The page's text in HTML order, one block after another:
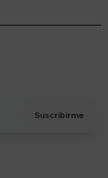
Suscribirme